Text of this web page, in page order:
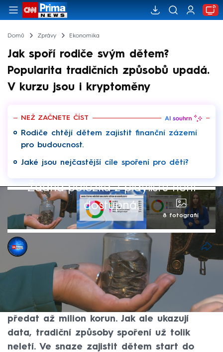
Domů Zprávy Ekonomika
Jak spoří rodiče svým dětem?
Popularita tradičních způsobů upadá.
V kurzu jsou i kryptoměny
NEŽ ZAČNETE ČÍST
Rodiče chtějí dětem zajistit finanční zázemí
pro budoucnost.
Jaké jsou nejčastější cíle spoření pro děti?
Žádná položka z playlistu není
dostupná.
8 fotografií
Laura Doubková
3. říj 2025, 07:51
Podle bank jsou rodiče nejvíce štědří ke
svým dětem v den jejich osmnáctých
narozenin. Polovina z nich jim plánuje
předat až milion korun. Jak ale ukazují
data, tradiční způsoby spoření už tolik
neletí. Ve snaze zajistit dětem start do